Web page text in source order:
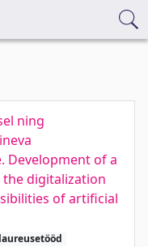
ning
Development of a
digitalization
of artificial